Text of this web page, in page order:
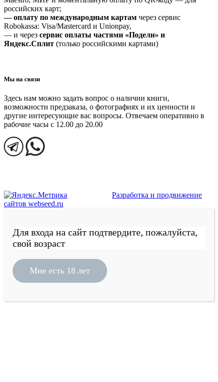
российских карт;
— оплату по международным картам через сервис
Robokassa: Visa/Mastercard и Unionpay,
— и через сервис оплаты частями «Подели» и
Яндекс.Сплит (только российскими картами)
Мы на связи
Здесь нам можно задать вопрос о наличии книги,
возможности предзаказа, о фотографиях и их ценности и
другие интересующие вас вопросы. Отвечаем оперативно в
рабочие часы с 12.00 до 20.00
Разработка и продвижение
сайтов webseed.ru
Для входа на сайт подтвердите, пожалуйста,
свой возраст
Мне есть 18 лет